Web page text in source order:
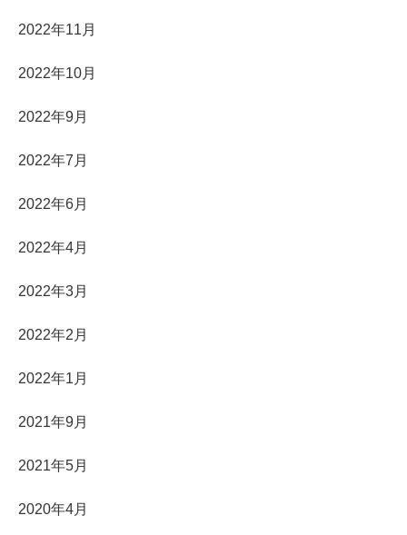
2022年11月
2022年10月
2022年9月
2022年7月
2022年6月
2022年4月
2022年3月
2022年2月
2022年1月
2021年9月
2021年5月
2020年4月